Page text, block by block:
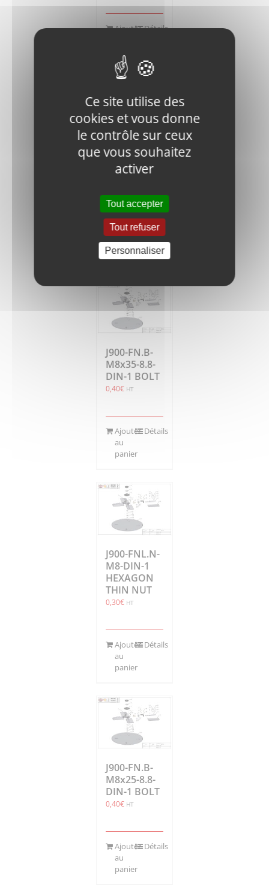
Ajouter Détails
J900-947-
99945
WASHER
Ajouter
au
panier
Détails
J900-FN.B-
M8x35-8.8-
DIN-1 BOLT
0,40€ HT
Ajouter
au
panier
Détails
J900-FNL.N-
M8-DIN-1
HEXAGON
THIN NUT
0,30€ HT
Ajouter
au
panier
Détails
J900-FN.B-
M8x25-8.8-
DIN-1 BOLT
0,40€ HT
Ajouter
au
panier
Détails
Ce site utilise des
cookies et vous donne
le contrôle sur ceux
que vous souhaitez
activer
Tout accepter
Tout refuser
Personnaliser